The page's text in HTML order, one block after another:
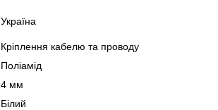
Україна
Кріплення кабелю та проводу
Поліамід
4 мм
Білий